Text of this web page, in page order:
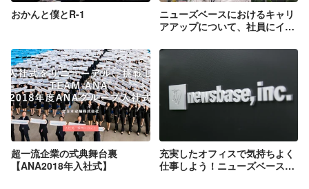
おかんと僕とR-1
ニューズベースにおけるキャリ
アアップについて、社員にイン
超一流企業の式典舞台裏
【ANA2018年入社式】
充実したオフィスで気持ちよく
仕事しよう！ニューズベースの